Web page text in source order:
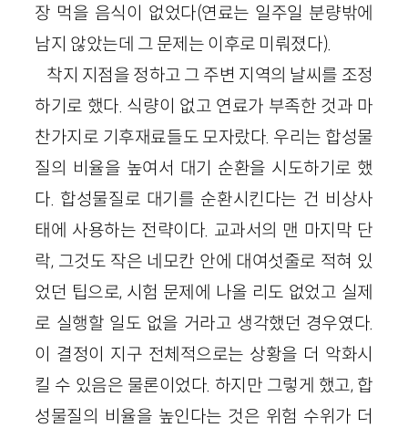
장 먹을 음식이 없었다(연료는 일주일 분량밖에
남지 않았는데 그 문제는 이후로 미뤄졌다).
착지 지점을 정하고 그 주변 지역의 날씨를 조정
하기로 했다. 식량이 없고 연료가 부족한 것과 마
찬가지로 기후재료들도 모자랐다. 우리는 합성물
질의 비율을 높여서 대기 순환을 시도하기로 했
다. 합성물질로 대기를 순환시킨다는 건 비상사
태에 사용하는 전략이다. 교과서의 맨 마지막 단
락, 그것도 작은 네모칸 안에 대여섯줄로 적혀 있
었던 팁으로, 시험 문제에 나올 리도 없었고 실제
로 실행할 일도 없을 거라고 생각했던 경우였다.
이 결정이 지구 전체적으로는 상황을 더 악화시
킬 수 있음은 물론이었다. 하지만 그렇게 했고, 합
성물질의 비율을 높인다는 것은 위험 수위가 더